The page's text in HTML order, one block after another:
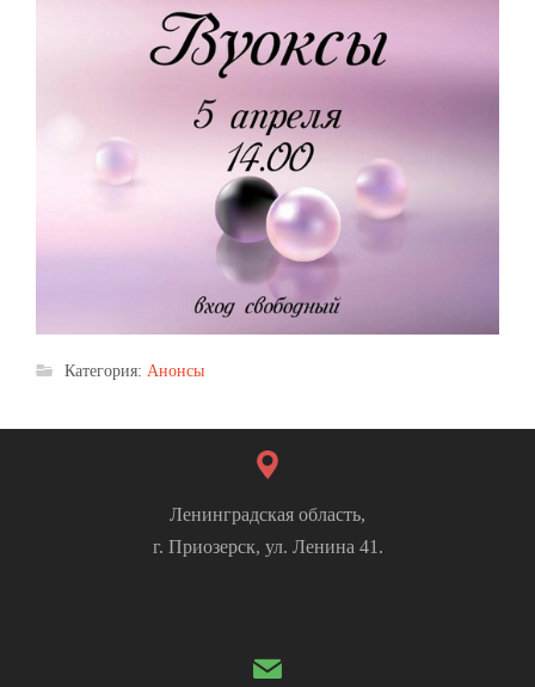
Категория: Анонсы
Ленинградская область,
г. Приозерск, ул. Ленина 41.